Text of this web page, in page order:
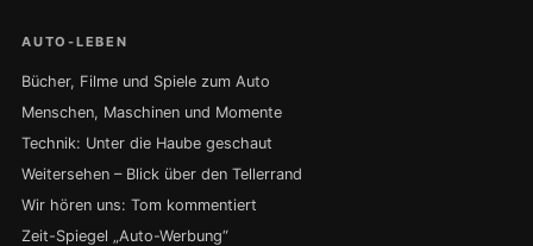
AUTO-LEBEN
Bücher, Filme und Spiele zum Auto
Menschen, Maschinen und Momente
Technik: Unter die Haube geschaut
Weitersehen – Blick über den Tellerrand
Wir hören uns: Tom kommentiert
Zeit-Spiegel „Auto-Werbung“